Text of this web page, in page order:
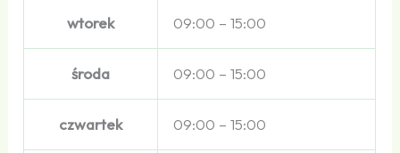
wtorek 09:00 – 15:00
środa 09:00 – 15:00
czwartek 09:00 – 15:00